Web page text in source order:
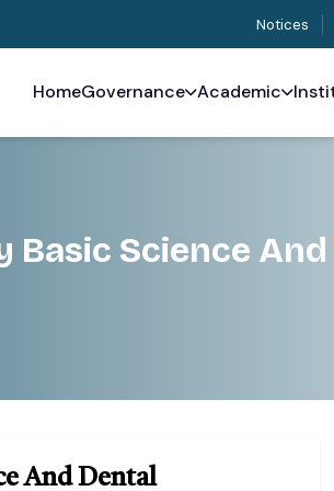
Notices
HomeGovernance Academic
Science
And Dental